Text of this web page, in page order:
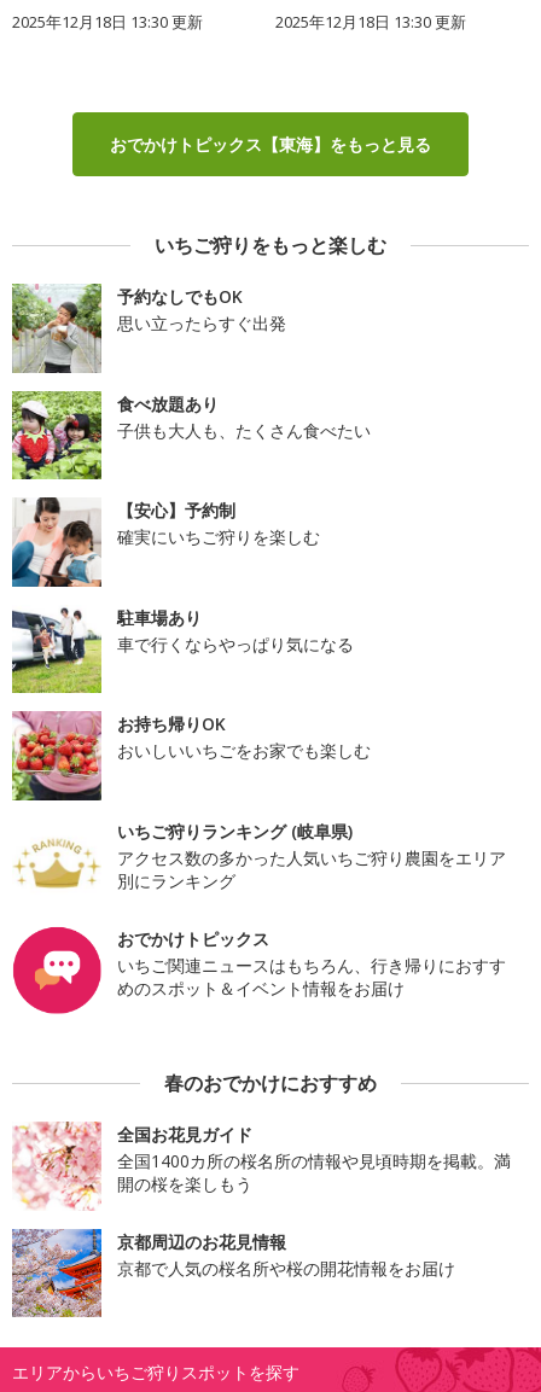
2025年12月18日 13:30 更新 2025年12月18日 13:30 更新
おでかけトピックス【東海】をもっと見る
いちご狩りをもっと楽しむ
予約なしでもOK
思い立ったらすぐ出発
食べ放題あり
子供も大人も、たくさん食べたい
【安心】予約制
確実にいちご狩りを楽しむ
駐車場あり
車で行くならやっぱり気になる
お持ち帰りOK
おいしいいちごをお家でも楽しむ
いちご狩りランキング (岐阜県)
アクセス数の多かった人気いちご狩り農園をエリア
別にランキング
おでかけトピックス
いちご関連ニュースはもちろん、行き帰りにおすす
めのスポット＆イベント情報をお届け
春のおでかけにおすすめ
全国お花見ガイド
全国1400カ所の桜名所の情報や見頃時期を掲載。満
開の桜を楽しもう
京都周辺のお花見情報
京都で人気の桜名所や桜の開花情報をお届け
エリアからいちご狩りスポットを探す